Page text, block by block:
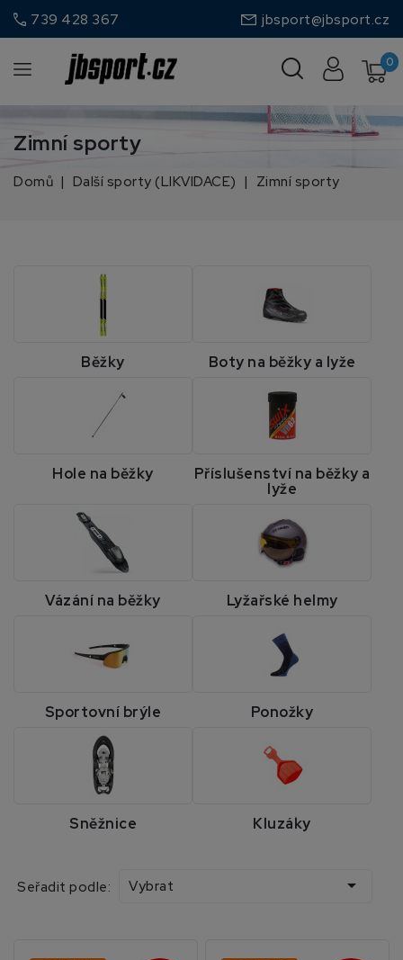
call 739 428 367 jbsport@jbsport.cz
0
Zimní sporty
Domů Další sporty (LIKVIDACE) Zimní sporty
Běžky Boty na běžky a lyže
Hole na běžky
Příslušenství na běžky a
lyže
Vázání na běžky Lyžařské helmy
Sportovní brýle Ponožky
Sněžnice Kluzáky
Seřadit podle: Vybrat 